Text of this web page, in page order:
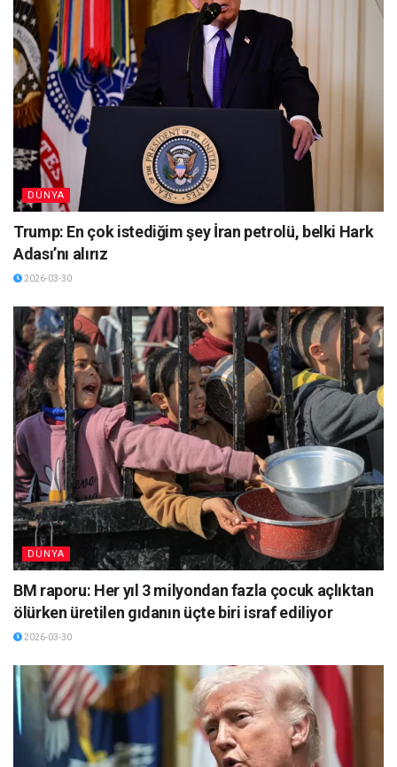
DÜNYA
Trump: En çok istediğim şey İran petrolü, belki Hark
Adası’nı alırız
2026-03-30
DÜNYA
BM raporu: Her yıl 3 milyondan fazla çocuk açlıktan
ölürken üretilen gıdanın üçte biri israf ediliyor
2026-03-30